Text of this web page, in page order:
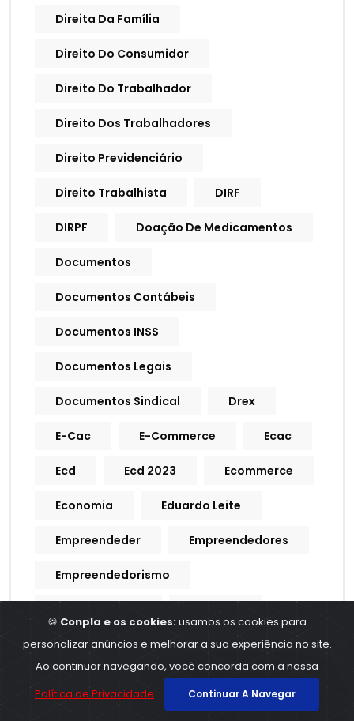
Direita Da Família
Direito Do Consumidor
Direito Do Trabalhador
Direito Dos Trabalhadores
Direito Previdenciário
Direito Trabalhista DIRF
DIRPF Doação De Medicamentos
Documentos
Documentos Contábeis
Documentos INSS
Documentos Legais
Documentos Sindical Drex
E-Cac E-Commerce Ecac
Ecd Ecd 2023 Ecommerce
Economia Eduardo Leite
Empreendeder Empreendedores
Empreendedorismo
Empregos Empresa
ERPS Escala
Escala De Trabalho
🍪 Conpla e os cookies:usamos os cookies para
personalizar anúncios e melhorar a sua experiência no site.
Ao continuar navegando, você concorda com a nossa
Política de Privacidade
Continuar A Navegar